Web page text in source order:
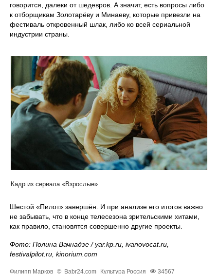
говорится, далеки от шедевров. А значит, есть вопросы либо
к отборщикам Золотарёву и Минаеву, которые привезли на
фестиваль откровенный шлак, либо ко всей сериальной
индустрии страны.
Кадр из сериала «Взрослые»
Шестой «Пилот» завершён. И при анализе его итогов важно
не забывать, что в конце телесезона зрительскими хитами,
как правило, становятся совершенно другие проекты.
Фото: Полина Вачнадзе / yar.kp.ru, ivanovocat.ru,
festivalpilot.ru, kinorium.соm
Филипп Марков © Babr24.com Культура Россия 34567